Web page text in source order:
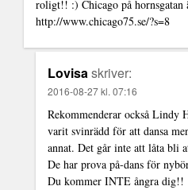
roligt!! :) Chicago på hornsgatan
http://www.chicago75.se/?s=8
Lovisaskriver:
2016-08-27 kl. 07:16
Rekommenderar också Lindy
varit svinrädd för att dansa
annat. Det går inte att låta bli
De har prova på-dans för
Du kommer INTE ångra dig!!